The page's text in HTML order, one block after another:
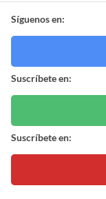
Síguenos en:
Suscríbete en:
Suscríbete en: